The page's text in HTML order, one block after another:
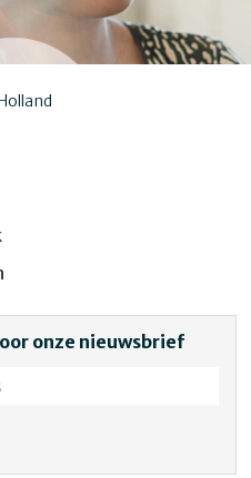
onze nieuwsbrief